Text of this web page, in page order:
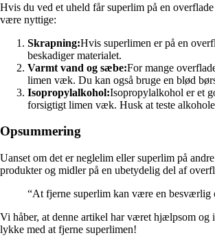
Hvis du ved et uheld får superlim på en
være nyttige:
Skrapning:Hvis superlimen er på en
beskadiger materialet.
Varmt vand og sæbe:For mange
limen væk. Du kan også bruge en blød
Isopropylalkohol:Isopropylalkohol er et
forsigtigt limen væk. Husk at teste
Opsummering
Uanset om det er neglelim eller superlim på
produkter og midler på en ubetydelig del af
“At fjerne superlim kan være en besværlig
Vi håber, at denne artikel har været hjælpsom
lykke med at fjerne superlimen!